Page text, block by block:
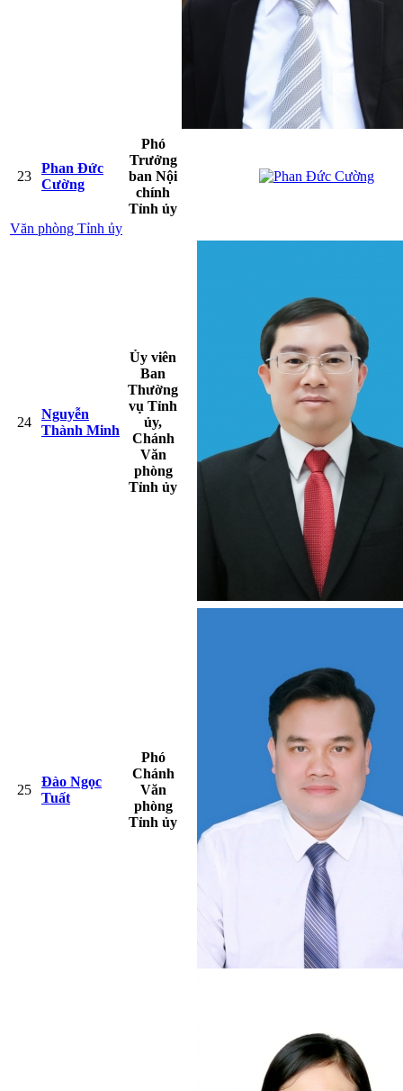
23
Phan Đức
Cường
Phó
Trưởng
ban Nội
chính
Tỉnh ủy
Văn phòng Tỉnh ủy
24
Nguyễn
Thành Minh
Ủy viên
Ban
Thường
vụ Tỉnh
ủy,
Chánh
Văn
phòng
Tỉnh ủy
25
Đào Ngọc
Tuất
Phó
Chánh
Văn
phòng
Tỉnh ủy